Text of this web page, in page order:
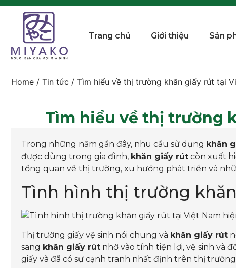
Trang chủ Giới thiệu Sản
Home / Tin tức / Tìm hiểu về thị trường khăn giấy rút tại
Tìm hiểu về thị trường
Trong những năm gần đây, nhu cầu sử dụng khăn
được dùng trong gia đình, khăn giấy rút còn xuất
tổng quan về thị trường, xu hướng phát triển và
Tình hình thị trường
Thị trường giấy vệ sinh nói chung và khăn giấy rút
sang khăn giấy rút nhờ vào tính tiện lợi, vệ sinh và
giấy và đã có sự cạnh tranh nhất định trên thị